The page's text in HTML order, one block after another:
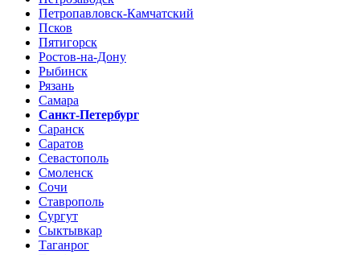
Петропавловск-Камчатский
Псков
Пятигорск
Ростов-на-Дону
Рыбинск
Рязань
Самара
Санкт-Петербург
Саранск
Саратов
Севастополь
Смоленск
Сочи
Ставрополь
Сургут
Сыктывкар
Таганрог